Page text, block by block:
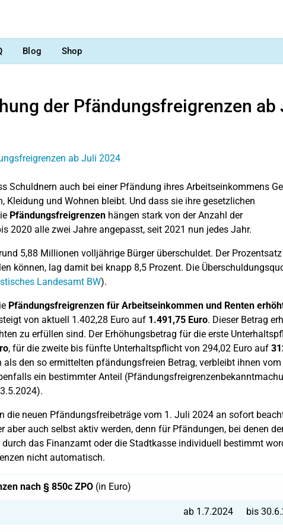
Blog Shop
der Pfändungsfreigrenzen ab
Schuldnern auch bei einer Pfändung ihres Arbeitseinkommens
Kleidung und Wohnen bleibt. Und dass sie ihre gesetzlichen
Pfändungsfreigrenzen hängen stark von der Anzahl der
2020 alle zwei Jahre angepasst, seit 2021 nun jedes Jahr.
5,88 Millionen volljährige Bürger überschuldet. Der
können, lag damit bei knapp 8,5 Prozent. Die
Landesamt BW).
Pfändungsfreigrenzen für Arbeitseinkommen und Renten
von aktuell 1.402,28 Euro auf 1.491,75 Euro. Dieser Betrag
zu erfüllen sind. Der Erhöhungsbetrag für die erste
, für die zweite bis fünfte Unterhaltspflicht von 294,02 Euro auf
als den so ermittelten pfändungsfreien Betrag, verbleibt ihnen vom
ein bestimmter Anteil
die neuen Pfändungsfreibeträge vom 1. Juli 2024 an sofort
aber auch selbst aktiv werden, denn für Pfändungen, bei denen
das Finanzamt oder die Stadtkasse individuell bestimmt
nicht automatisch.
nach § 850c ZPO (in Euro)
ab 1.7.2024 bis